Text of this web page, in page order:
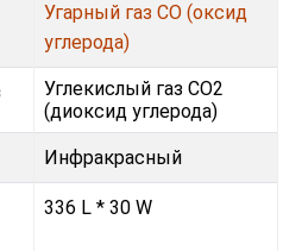
Угарный газ CO (оксид
углерода)
Углекислый газ CO2
(диоксид углерода)
Инфракрасный
336 L * 30 W